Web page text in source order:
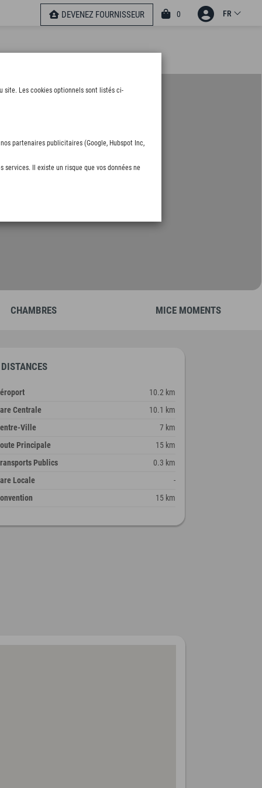
site. Les cookies optionnels sont listés ci-
partenaires publicitaires (Google, Hubspot Inc,
Il existe un risque que vos données ne
DEVENEZ FOURNISSEUR 0 FR
CHAMBRES MICE MOMENTS
DISTANCES
10.2 km
Centrale
10.1 km
Ville
7 km
Principale
15 km
Publics
0.3 km
Locale
-
15 km